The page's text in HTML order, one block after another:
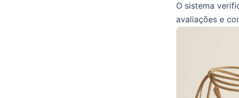
O sistema
avaliações e